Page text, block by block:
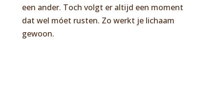
een ander. Toch volgt er altijd een moment
dat wel móet rusten. Zo werkt je lichaam
gewoon.